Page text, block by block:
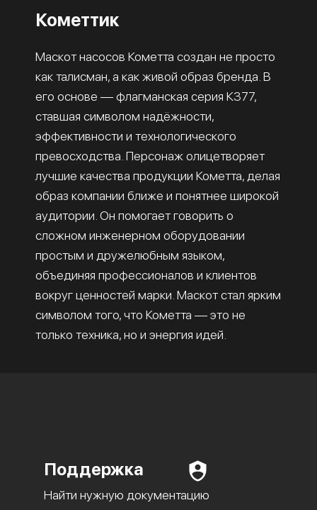
Кометтик
Маскот насосов Кометта создан не просто
как талисман, а как живой образ бренда. В
его основе — флагманская серия К377,
ставшая символом надёжности,
эффективности и технологического
превосходства. Персонаж олицетворяет
лучшие качества продукции Кометта, делая
образ компании ближе и понятнее широкой
аудитории. Он помогает говорить о
сложном инженерном оборудовании
простым и дружелюбным языком,
объединяя профессионалов и клиентов
вокруг ценностей марки. Маскот стал ярким
символом того, что Кометта — это не
только техника, но и энергия идей.
Поддержка
Найти нужную документацию